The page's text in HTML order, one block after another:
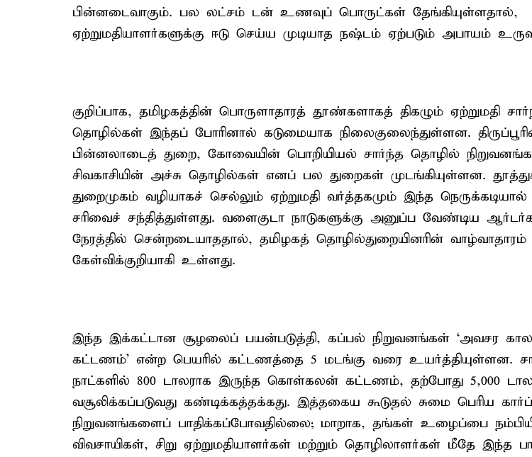
பின்னடைவாகும். பல லட்சம் டன் உணவுப் பொருட்கள் தேங்கியுள்ளதால்,
ஏற்றுமதியாளர்களுக்கு ஈடு செய்ய முடியாத நஷ்டம் ஏற்படும் அபாயம்
குறிப்பாக, தமிழகத்தின் பொருளாதாரத் தூண்களாகத் திகழும் ஏற்றுமதி
தொழில்கள் இந்தப் போரினால் கடுமையாக நிலைகுலைந்துள்ளன.
பின்னலாடைத் துறை, கோவையின் பொறியியல் சார்ந்த தொழில்
சிவகாசியின் அச்சு தொழில்கள் எனப் பல துறைகள் முடங்கியுள்ளன.
துறைமுகம் வழியாகச் செல்லும் ஏற்றுமதி வர்த்தகமும் இந்த நெருக்கடியால்
சரிவைச் சந்தித்துள்ளது. வளைகுடா நாடுகளுக்கு அனுப்ப வேண்டிய
நேரத்தில் சென்றடையாததால், தமிழகத் தொழில்துறையினரின் வாழ்வாதாரம்
கேள்விக்குறியாகி உள்ளது.
இந்த இக்கட்டான சூழலைப் பயன்படுத்தி, கப்பல் நிறுவனங்கள் ‘அவசர கால
கட்டணம்’ என்ற பெயரில் கட்டணத்தை 5 மடங்கு வரை உயர்த்தியுள்ளன.
நாட்களில் 800 டாலராக இருந்த கொள்கலன் கட்டணம், தற்போது 5,000
வசூலிக்கப்படுவது கண்டிக்கத்தக்கது. இத்தகைய கூடுதல் சுமை பெரிய
நிறுவனங்களைப் பாதிக்கப்போவதில்லை; மாறாக, தங்கள் உழைப்பை
விவசாயிகள், சிறு ஏற்றுமதியாளர்கள் மற்றும் தொழிலாளர்கள் மீதே இந்த